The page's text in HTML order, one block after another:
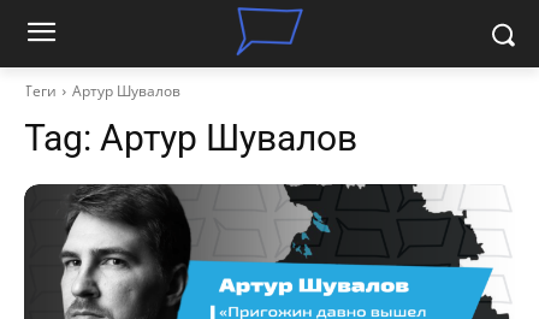
Теги Артур Шувалов
Tag: Артур Шувалов